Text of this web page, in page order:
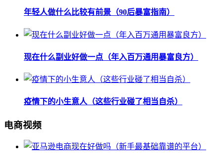
年轻人做什么比较有前景（90后暴富指南）
现在什么副业好做一点（年入百万通用暴富良方）
疫情下的小生意人（这些行业碰了相当自杀）
电商视频